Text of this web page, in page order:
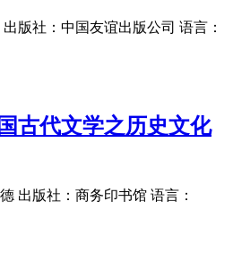
版社：中国友谊出版公司 语言：
古代文学之历史文化
出版社：商务印书馆 语言：